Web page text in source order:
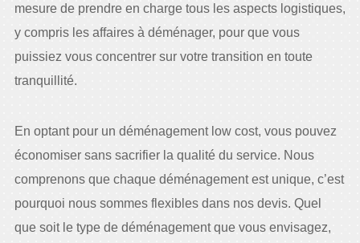
mesure de prendre en charge tous les aspects logistiques,
y compris les affaires à déménager, pour que vous
puissiez vous concentrer sur votre transition en toute
tranquillité.
En optant pour un déménagement low cost, vous pouvez
économiser sans sacrifier la qualité du service. Nous
comprenons que chaque déménagement est unique, c’est
pourquoi nous sommes flexibles dans nos devis. Quel
que soit le type de déménagement que vous envisagez,